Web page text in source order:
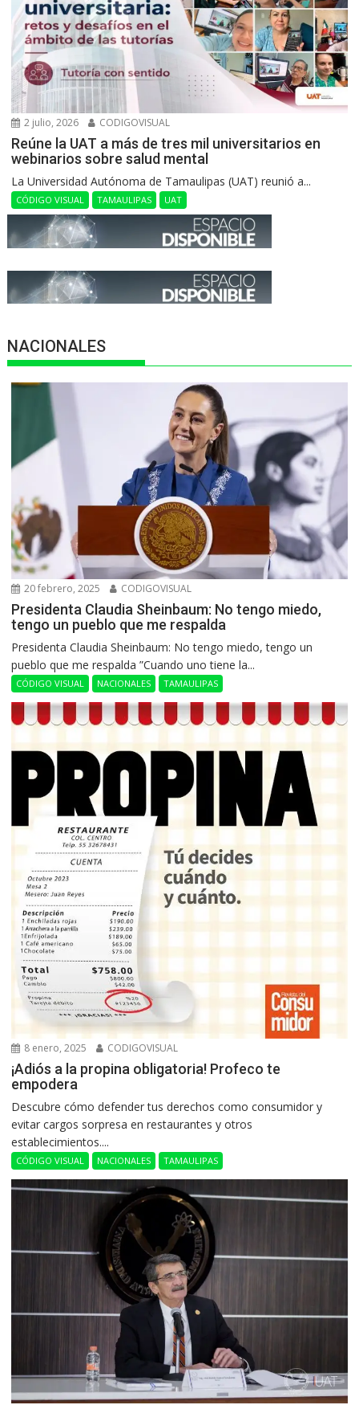
2 julio, 2026 CODIGOVISUAL
Reúne la UAT a más de tres mil universitarios en
webinarios sobre salud mental
La Universidad Autónoma de Tamaulipas (UAT) reunió a...
CÓDIGO VISUAL TAMAULIPAS UAT
NACIONALES
20 febrero, 2025 CODIGOVISUAL
Presidenta Claudia Sheinbaum: No tengo miedo,
tengo un pueblo que me respalda
Presidenta Claudia Sheinbaum: No tengo miedo, tengo un
pueblo que me respalda ”Cuando uno tiene la...
CÓDIGO VISUAL NACIONALES TAMAULIPAS
8 enero, 2025 CODIGOVISUAL
¡Adiós a la propina obligatoria! Profeco te
empodera
Descubre cómo defender tus derechos como consumidor y
evitar cargos sorpresa en restaurantes y otros
establecimientos....
CÓDIGO VISUAL NACIONALES TAMAULIPAS